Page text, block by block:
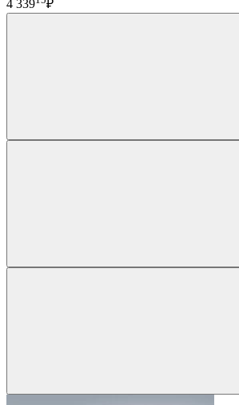
4 339
₽